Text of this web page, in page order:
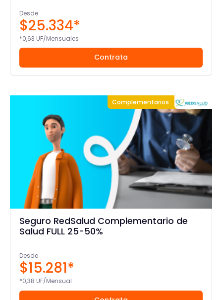
Desde
$25.334*
*0,63 UF/Mensuales
Contrata
Complementarios
Seguro RedSalud Complementario de
Salud FULL 25-50%
Desde
$15.281*
*0,38 UF/Mensual